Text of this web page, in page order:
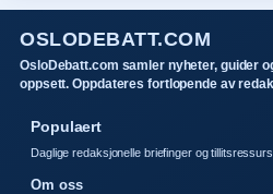
OSLODEBATT.COM
OsloDebatt.com samler nyheter, guider
oppsett. Oppdateres fortlopende av
Populaert
Daglige redaksjonelle briefinger og
Om oss